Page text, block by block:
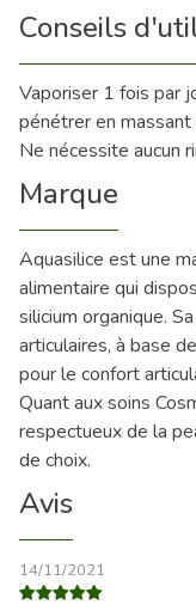
Conseils
Vaporiser 1 fois par
pénétrer en
Ne nécessite aucun
Marque
Aquasilice est une
alimentaire qui
silicium organique.
articulaires, à base
pour le confort
Quant aux soins
respectueux de la
de choix.
Avis
14/11/2021